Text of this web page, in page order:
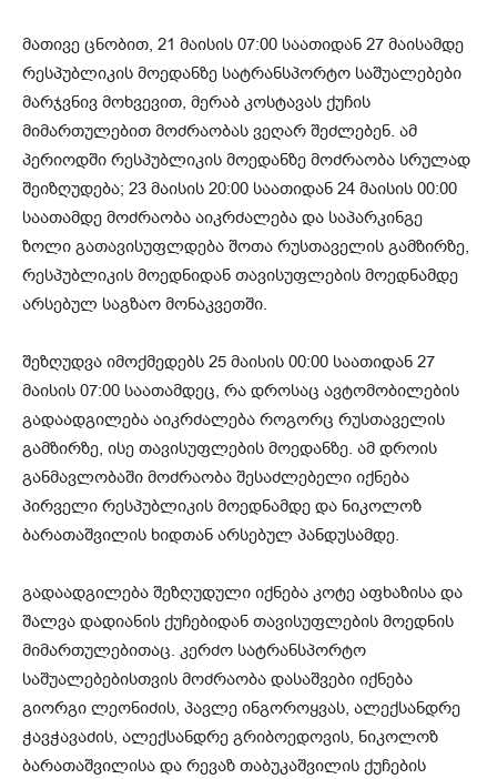
მათივე ცნობით, 21 მაისის 07:00 საათიდან 27 მაისამდე
რესპუბლიკის მოედანზე სატრანსპორტო საშუალებები
მარჯვნივ მოხვევით, მერაბ კოსტავას ქუჩის
მიმართულებით მოძრაობას ვეღარ შეძლებენ. ამ
პერიოდში რესპუბლიკის მოედანზე მოძრაობა სრულად
შეიზღუდება; 23 მაისის 20:00 საათიდან 24 მაისის 00:00
საათამდე მოძრაობა აიკრძალება და საპარკინგე
ზოლი გათავისუფლდება შოთა რუსთაველის გამზირზე,
რესპუბლიკის მოედნიდან თავისუფლების მოედნამდე
არსებულ საგზაო მონაკვეთში.
შეზღუდვა იმოქმედებს 25 მაისის 00:00 საათიდან 27
მაისის 07:00 საათამდეც, რა დროსაც ავტომობილების
გადაადგილება აიკრძალება როგორც რუსთაველის
გამზირზე, ისე თავისუფლების მოედანზე. ამ დროის
განმავლობაში მოძრაობა შესაძლებელი იქნება
პირველი რესპუბლიკის მოედნამდე და ნიკოლოზ
ბარათაშვილის ხიდთან არსებულ პანდუსამდე.
გადაადგილება შეზღუდული იქნება კოტე აფხაზისა და
შალვა დადიანის ქუჩებიდან თავისუფლების მოედნის
მიმართულებითაც. კერძო სატრანსპორტო
საშუალებებისთვის მოძრაობა დასაშვები იქნება
გიორგი ლეონიძის, პავლე ინგოროყვას, ალექსანდრე
ჭავჭავაძის, ალექსანდრე გრიბოედოვის, ნიკოლოზ
ბარათაშვილისა და რევაზ თაბუკაშვილის ქუჩების